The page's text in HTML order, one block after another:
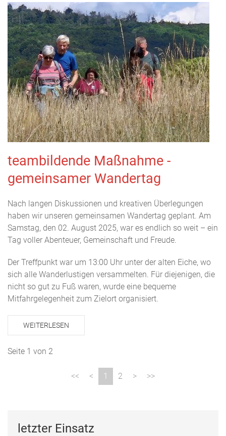
teambildende Maßnahme -
gemeinsamer Wandertag
Nach langen Diskussionen und kreativen Überlegungen
haben wir unseren gemeinsamen Wandertag geplant. Am
Samstag, den 02. August 2025, war es endlich so weit – ein
Tag voller Abenteuer, Gemeinschaft und Freude.
Der Treffpunkt war um 13:00 Uhr unter der alten Eiche, wo
sich alle Wanderlustigen versammelten. Für diejenigen, die
nicht so gut zu Fuß waren, wurde eine bequeme
Mitfahrgelegenheit zum Zielort organisiert.
WEITERLESEN
Seite 1 von 2
1 2
letzter Einsatz